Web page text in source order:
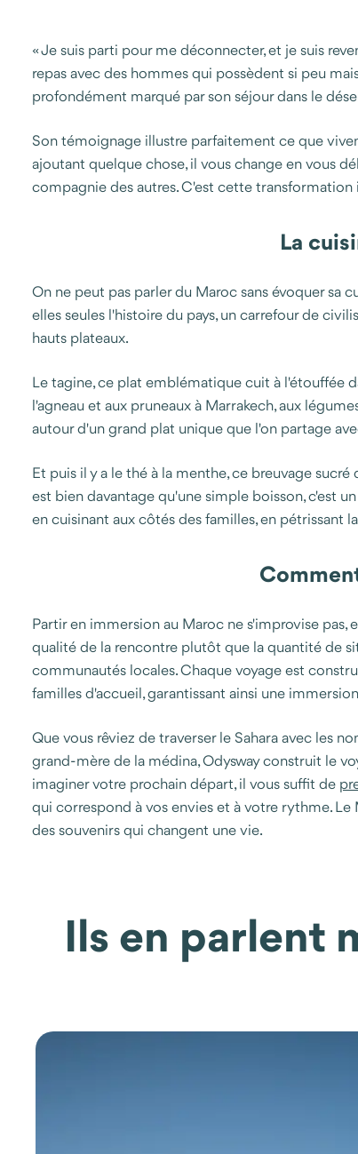
« Je suis parti pour me déconnecter, et je suis
repas avec des hommes qui possèdent si peu
profondément marqué par son séjour dans le
Son témoignage illustre parfaitement ce que
ajoutant quelque chose, il vous change en vous
compagnie des autres. C'est cette transformation
La
On ne peut pas parler du Maroc sans évoquer sa
elles seules l'histoire du pays, un carrefour de
hauts plateaux.
Le tagine, ce plat emblématique cuit à l'étouffée
l'agneau et aux pruneaux à Marrakech, aux
autour d'un grand plat unique que l'on partage
Et puis il y a le thé à la menthe, ce breuvage
est bien davantage qu'une simple boisson, c'est
en cuisinant aux côtés des familles, en pétrissant
Partir en immersion au Maroc ne s'improvise
qualité de la rencontre plutôt que la quantité de
communautés locales. Chaque voyage est
familles d'accueil, garantissant ainsi une
Que vous rêviez de traverser le Sahara avec les
grand-mère de la médina, Odysway construit le
imaginer votre prochain départ, il vous suffit de
qui correspond à vos envies et à votre rythme.
des souvenirs qui changent une vie.
Ils en parlent